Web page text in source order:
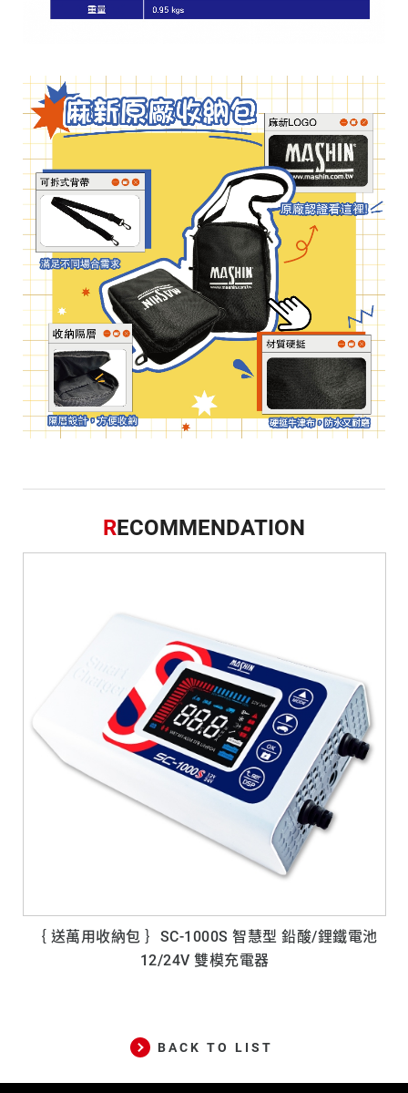
RECOMMENDATION
｛ 送萬用收納包 ｝SC-1000S 智慧型 鉛酸/鋰鐵電池
12/24V 雙模充電器
BACK TO LIST